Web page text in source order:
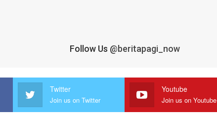
Follow Us @beritapagi_now
Twitter
Join us on Twitter
Youtube
Join us on Youtube